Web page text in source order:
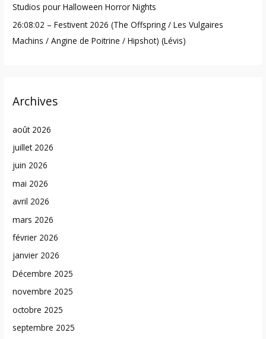
Studios pour Halloween Horror Nights
26:08:02 – Festivent 2026 (The Offspring / Les Vulgaires
Machins / Angine de Poitrine / Hipshot) (Lévis)
Archives
août 2026
juillet 2026
juin 2026
mai 2026
avril 2026
mars 2026
février 2026
janvier 2026
Décembre 2025
novembre 2025
octobre 2025
septembre 2025